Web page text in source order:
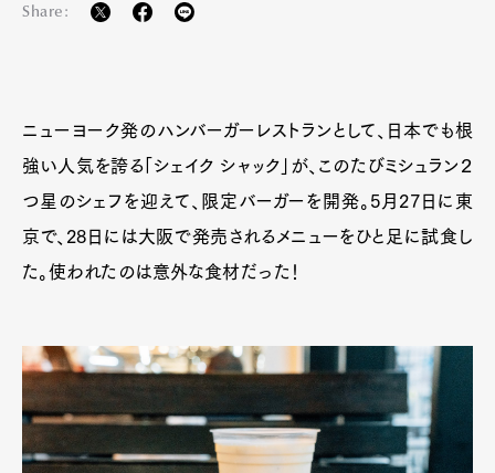
Share:
ニューヨーク発のハンバーガーレストランとして、日本でも根
強い人気を誇る「シェイク シャック」が、このたびミシュラン２
つ星のシェフを迎えて、限定バーガーを開発。5月27日に東
京で、28日には大阪で発売されるメニューをひと足に試食し
た。使われたのは意外な食材だった！